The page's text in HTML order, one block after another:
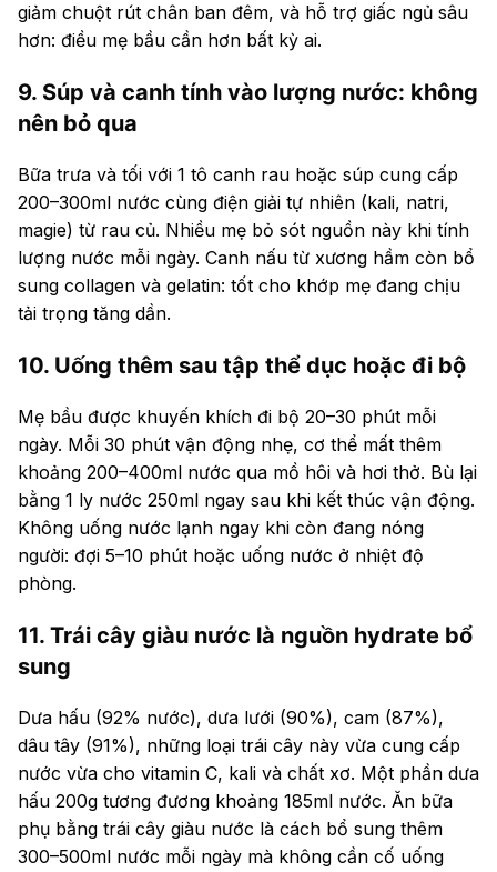
giảm chuột rút chân ban đêm, và hỗ trợ giấc ngủ sâu
hơn: điều mẹ bầu cần hơn bất kỳ ai.
9. Súp và canh tính vào lượng nước: không
nên bỏ qua
Bữa trưa và tối với 1 tô canh rau hoặc súp cung cấp
200–300ml nước cùng điện giải tự nhiên (kali, natri,
magie) từ rau củ. Nhiều mẹ bỏ sót nguồn này khi tính
lượng nước mỗi ngày. Canh nấu từ xương hầm còn bổ
sung collagen và gelatin: tốt cho khớp mẹ đang chịu
tải trọng tăng dần.
10. Uống thêm sau tập thể dục hoặc đi bộ
Mẹ bầu được khuyến khích đi bộ 20–30 phút mỗi
ngày. Mỗi 30 phút vận động nhẹ, cơ thể mất thêm
khoảng 200–400ml nước qua mồ hôi và hơi thở. Bù lại
bằng 1 ly nước 250ml ngay sau khi kết thúc vận động.
Không uống nước lạnh ngay khi còn đang nóng
người: đợi 5–10 phút hoặc uống nước ở nhiệt độ
phòng.
11. Trái cây giàu nước là nguồn hydrate bổ
sung
Dưa hấu (92% nước), dưa lưới (90%), cam (87%),
dâu tây (91%), những loại trái cây này vừa cung cấp
nước vừa cho vitamin C, kali và chất xơ. Một phần dưa
hấu 200g tương đương khoảng 185ml nước. Ăn bữa
phụ bằng trái cây giàu nước là cách bổ sung thêm
300–500ml nước mỗi ngày mà không cần cố uống